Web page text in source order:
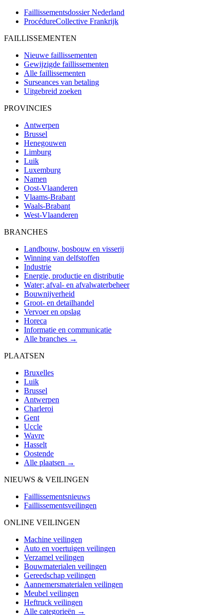
Faillissementsdossier Nederland
ProcédureCollective Frankrijk
FAILLISSEMENTEN
Nieuwe faillissementen
Gewijzigde faillissementen
Alle faillissementen
Surseances van betaling
Uitgebreid zoeken
PROVINCIES
Antwerpen
Brussel
Henegouwen
Limburg
Luik
Luxemburg
Namen
Oost-Vlaanderen
Vlaams-Brabant
Waals-Brabant
West-Vlaanderen
BRANCHES
Landbouw, bosbouw en visserij
Winning van delfstoffen
Industrie
Energie, productie en distributie
Water; afval- en afvalwaterbeheer
Bouwnijverheid
Groot- en detailhandel
Vervoer en opslag
Horeca
Informatie en communicatie
Alle branches →
PLAATSEN
Bruxelles
Luik
Brussel
Antwerpen
Charleroi
Gent
Uccle
Wavre
Hasselt
Oostende
Alle plaatsen →
NIEUWS & VEILINGEN
Faillissementsnieuws
Faillissementsveilingen
ONLINE VEILINGEN
Machine veilingen
Auto en voertuigen veilingen
Verzamel veilingen
Bouwmaterialen veilingen
Gereedschap veilingen
Aannemersmaterialen veilingen
Meubel veilingen
Heftruck veilingen
Alle categorieën →